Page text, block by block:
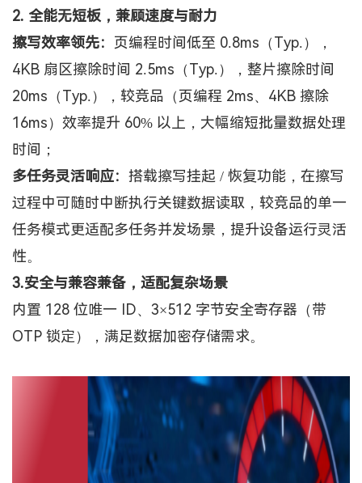
2. 全能无短板，兼顾速度与耐力
擦写效率领先： 页编程时间低至 0.8ms（Typ.），
4KB 扇区擦除时间 2.5ms（Typ.），整片擦除时间
20ms（Typ.），较竞品（页编程 2ms、4KB 擦除
16ms）效率提升 60% 以上，大幅缩短批量数据处理
时间；
多任务灵活响应： 搭载擦写挂起 / 恢复功能，在擦写
过程中可随时中断执行关键数据读取，较竞品的单一
任务模式更适配多任务并发场景，提升设备运行灵活
性。
3.安全与兼容兼备，适配复杂场景
内置 128 位唯一 ID、3×512 字节安全寄存器（带
OTP 锁定），满足数据加密存储需求。